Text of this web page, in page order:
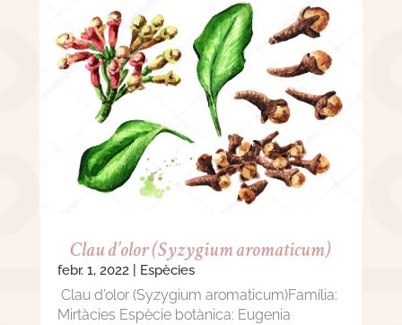
Clau d’olor (Syzygium aromaticum)
febr. 1, 2022| Espècies
Clau d’olor (Syzygium aromaticum)Família:
Mirtàcies Espècie botànica: Eugenia